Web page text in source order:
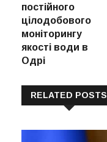
постійного
цілодобового
моніторингу
якості води в
Одрі
RELATED POSTS